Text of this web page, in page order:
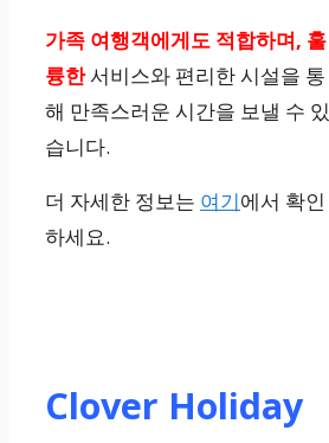
가족 여행객에게도 적합하며, 훌
륭한서비스와 편리한 시설을 통
해 만족스러운 시간을 보낼 수 있
습니다.
더 자세한 정보는 여기에서 확인
하세요.
Clover Holiday